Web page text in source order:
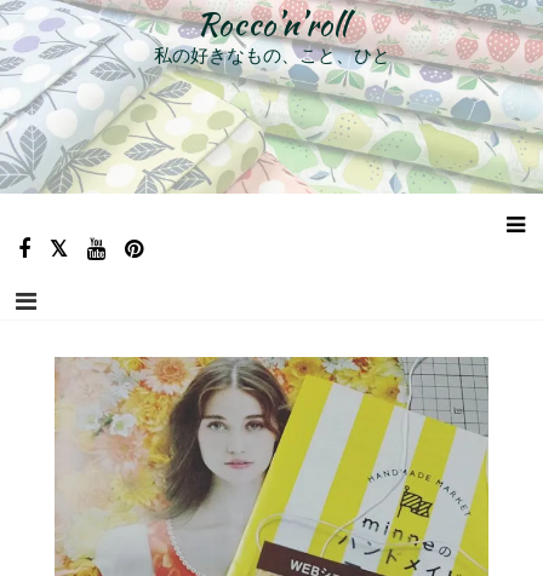
コ
テ
ツ
へ
ス
キ
Rocco’n’roll
私の好きなもの、こと、ひと